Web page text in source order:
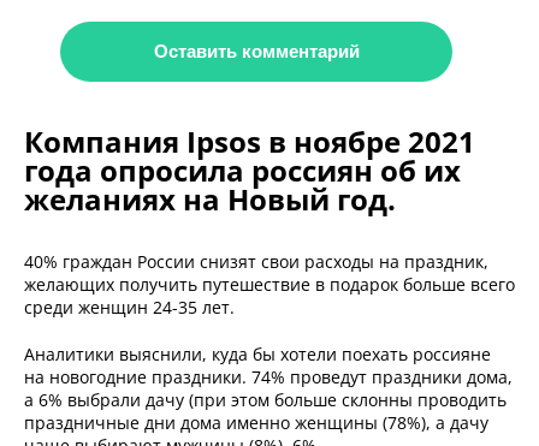
Оставить комментарий
Компания Ipsos в ноябре 2021
года опросила россиян об их
желаниях на Новый год.
40% граждан России снизят свои расходы на праздник,
желающих получить путешествие в подарок больше всего
среди женщин 24-35 лет.
Аналитики выяснили, куда бы хотели поехать россияне
на новогодние праздники. 74% проведут праздники дома,
а 6% выбрали дачу (при этом больше склонны проводить
праздничные дни дома именно женщины (78%), а дачу